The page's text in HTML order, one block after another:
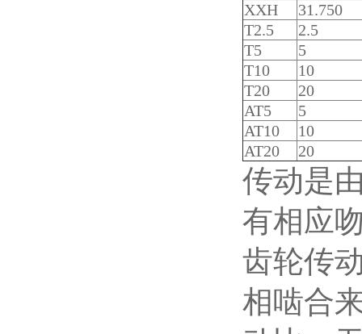
XXH
31.750
T2.5
2.5
T5
5
T10
10
T20
20
AT5
5
AT10
10
AT20
20
传动是
有相应
齿轮传
相啮合